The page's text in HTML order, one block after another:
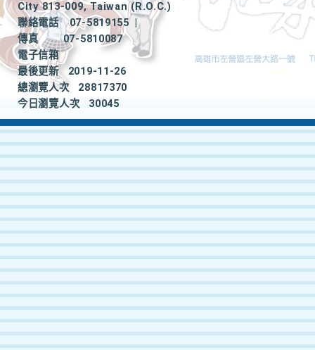
City 813-009, Taiwan (R.O.C.)
聯絡電話
07-5819155
|
傳真
07-5810087
電子信箱
最後更新
2019-11-26
總瀏覽人次
28817370
今日瀏覽人次
30045